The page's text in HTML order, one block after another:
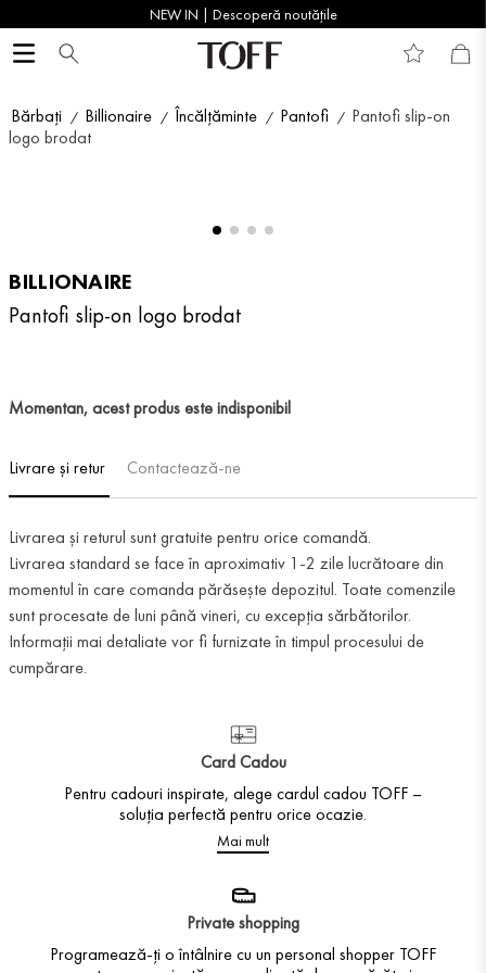
NEW IN | Descoperă noutățile
Bărbați Billionaire Încălțăminte Pantofi
Pantofi slip-on
logo brodat
BILLIONAIRE
Pantofi slip-on logo brodat
Momentan, acest produs este indisponibil
Livrare și retur Contactează-ne
Livrarea și returul sunt gratuite pentru orice comandă.
Livrarea standard se face în aproximativ 1-2 zile lucrătoare din
momentul în care comanda părăsește depozitul. Toate comenzile
sunt procesate de luni până vineri, cu excepția sărbătorilor.
Informații mai detaliate vor fi furnizate în timpul procesului de
cumpărare.
Card Cadou
Pentru cadouri inspirate, alege cardul cadou TOFF –
soluția perfectă pentru orice ocazie.
Mai mult
Private shopping
Programează-ți o întâlnire cu un personal shopper TOFF